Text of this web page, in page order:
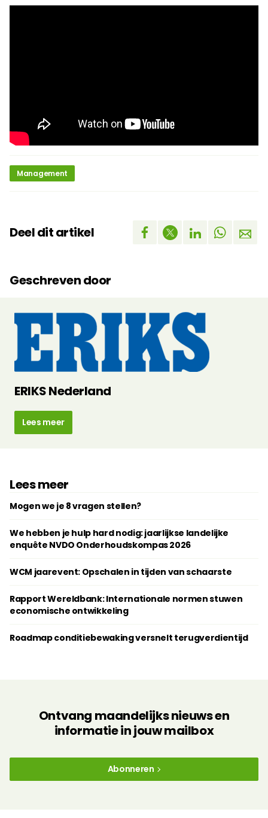
Management
Deel dit artikel
Geschreven door
ERIKS Nederland
Lees meer
Lees meer
Mogen we je 8 vragen stellen?
We hebben je hulp hard nodig: jaarlijkse landelijke
enquête NVDO Onderhoudskompas 2026
WCM jaarevent: Opschalen in tijden van schaarste
Rapport Wereldbank: Internationale normen stuwen
economische ontwikkeling
Roadmap conditiebewaking versnelt terugverdientijd
Ontvang maandelijks nieuws en
informatie in jouw mailbox
Abonneren